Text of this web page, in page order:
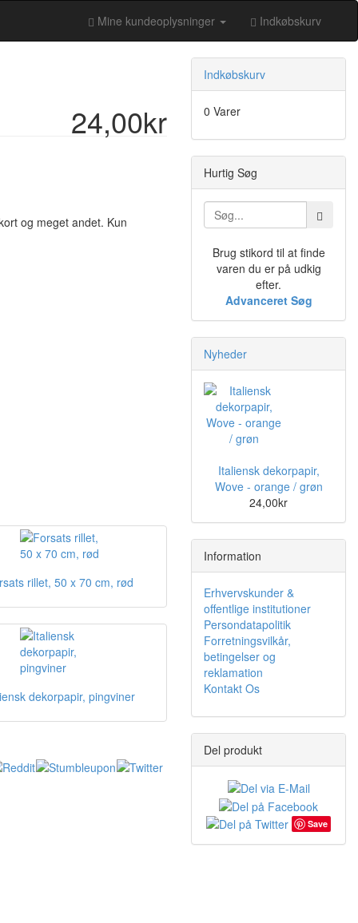
Mine kundeoplysninger Indkøbskurv
24,00kr
og meget andet. Kun
rillet, 50 x 70 cm, rød
dekorpapir, pingviner
Indkøbskurv
0 Varer
Hurtig Søg
Brug stikord til at finde
varen du er på udkig
efter.
Advanceret Søg
Nyheder
Italiensk dekorpapir,
Wove - orange / grøn
24,00kr
Information
Erhvervskunder &
offentlige institutioner
Persondatapolitik
Forretningsvilkår,
betingelser og
reklamation
Kontakt Os
Del produkt
Save